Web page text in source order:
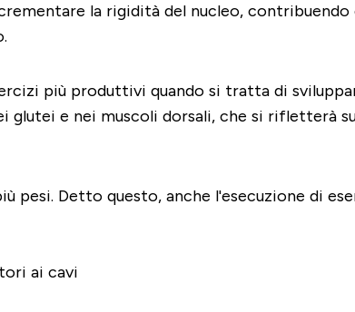
la rigidità del nucleo,
più produttivi quando si tratta di
glutei e nei muscoli dorsali, che si rifletterà
pesi. Detto questo, anche l'esecuzione di
ai cavi